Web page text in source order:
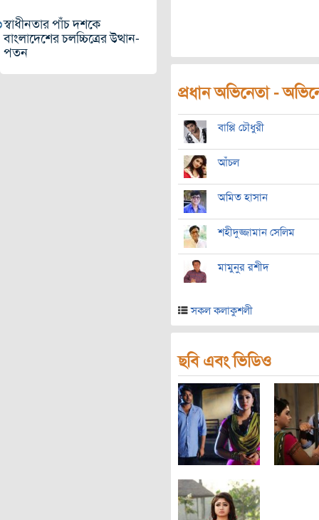
স্বাধীনতার পাঁচ দশকে
বাংলাদেশের চলচ্চিত্রের উত্থান-
পতন
প্রধান অভিনেতা -
বাপ্পি চৌধুরী
‌আঁচল
অমিত হাসান
শহীদুজ্জামান সেলিম
মামুনুর রশীদ
সকল কলাকুশলী
ছবি এবং ভিডিও